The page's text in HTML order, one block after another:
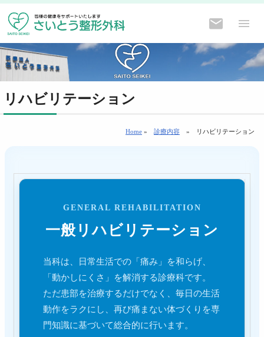
リハビリテーション
Home » 診療内容 » リハビリテーション
GENERAL REHABILITATION
一般リハビリテーション
当科は、日常生活での「痛み」を和らげ、
「動かしにくさ」を解消する診療科です。
ただ患部を治療するだけでなく、毎日の生活
動作をラクにし、再び痛まない体づくりを専
門知識に基づいて総合的に行います。